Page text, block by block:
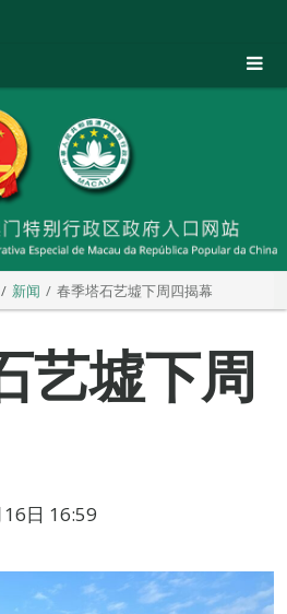
新闻 春季塔石艺墟下周四揭幕
艺墟下周
日 16:59